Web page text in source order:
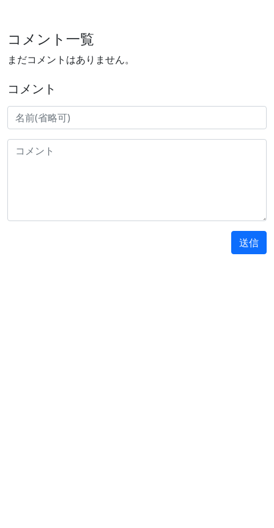
コメント一覧
まだコメントはありません。
コメント
送信